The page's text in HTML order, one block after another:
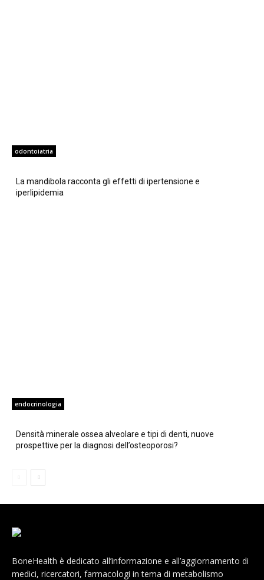
odontoiatria
La mandibola racconta gli effetti di ipertensione e
iperlipidemia
endocrinologia
Densità minerale ossea alveolare e tipi di denti, nuove
prospettive per la diagnosi dell’osteoporosi?
BoneHealth è dedicato all’informazione e all’aggiornamento di
medici, ricercatori, farmacologi in tema di metabolismo